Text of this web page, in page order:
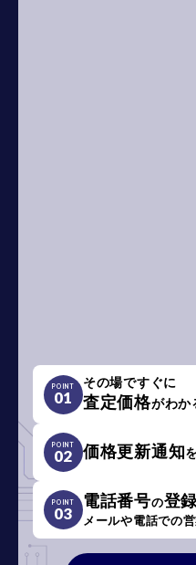
POINT
01
その場ですぐに
査定価格がわか
POINT
02 価格更新通知
POINT
03
電話番号の登
メールや電話での